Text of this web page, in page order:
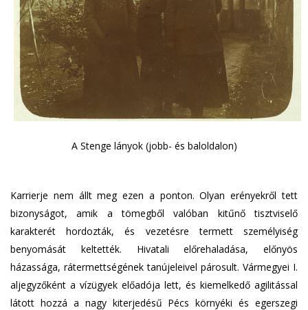
A Stenge lányok (jobb- és baloldalon)
Karrierje nem állt meg ezen a ponton. Olyan erényekről tett
bizonyságot, amik a tömegből valóban kitűnő tisztviselő
karakterét hordozták, és vezetésre termett személyiség
benyomását keltették. Hivatali előrehaladása, előnyös
házassága, rátermettségének tanújeleivel párosult. Vármegyei I.
aljegyzőként a vízügyek előadója lett, és kiemelkedő agilitással
látott hozzá a nagy kiterjedésű Pécs környéki és egerszegi